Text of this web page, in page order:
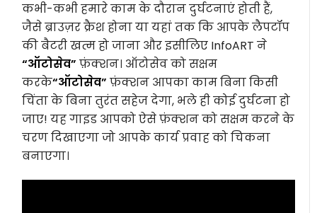
कभी-कभी हमारे काम के दौरान दुर्घटनाएं होती हैं,
जैसे ब्राउज़र क्रैश होना या यहां तक कि आपके लैपटॉप
की बैटरी खत्म हो जाना और इसीलिए InfoART ने
“ऑटोसेव”फ़ंक्शन। ऑटोसेव को सक्षम
करके“ऑटोसेव”फ़ंक्शन आपका काम बिना किसी
चिंता के बिना तुरंत सहेज देगा, भले ही कोई दुर्घटना हो
जाए! यह गाइड आपको ऐसे फ़ंक्शन को सक्षम करने के
चरण दिखाएगा जो आपके कार्य प्रवाह को चिकना
बनाएगा।